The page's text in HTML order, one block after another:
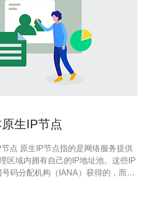
生IP节点
服务提供
区域内拥有自己的IP地址池。这些IP
码分配机构（IANA）获得的，而不
于需要高质量网络连接的应用。 对